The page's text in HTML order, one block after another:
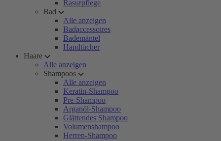
Rasurpflege
Bad
Alle anzeigen
Badaccessoires
Bademäntel
Handtücher
Haare
Alle anzeigen
Shampoos
Alle anzeigen
Keratin-Shampoo
Pre-Shampoo
Arganöl-Shampoo
Glättendes Shampoo
Volumenshampoo
Herren-Shampoo